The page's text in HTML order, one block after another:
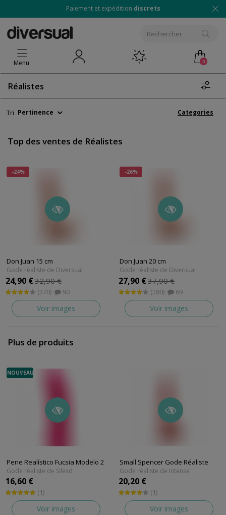
Paiement et expédition discrets
0
Menu
Réalistes
Tri Pertinence Categories
Top des ventes de Réalistes
-24%
Don Juan 15 cm
Gode réaliste de Diversual
24,90 € 32,90 €
(370) 90
Voir images
-26%
Don Juan 20 cm
Gode réaliste de Diversual
27,90 € 37,90 €
(280) 69
Voir images
Plus de produits
NOUVEAU
Pene Realístico Fucsia Modelo 2
Gode réaliste de Silexd
16,60 €
(1)
Voir images
Small Spencer Gode Réaliste
Gode réaliste de Intense
20,20 €
(1)
Voir images